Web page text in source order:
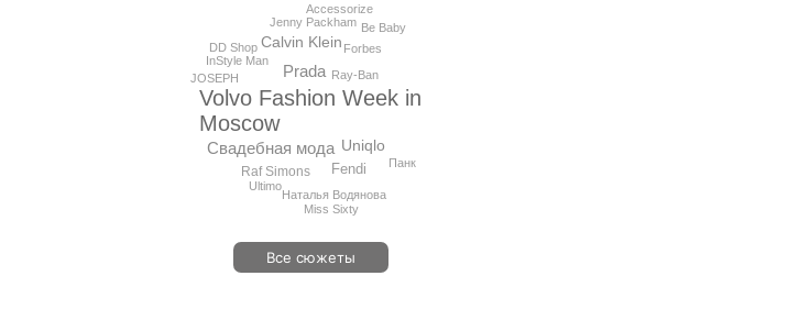
Volvo Fashion Week in
Moscow
Prada
Свадебная мода
Calvin Klein
Uniqlo
Fendi
Raf Simons
Наталья Водянова
Ray-Ban
Forbes
Jenny Packham
JOSEPH
Ultimo
Miss Sixty
DD Shop
Accessorize
Be Baby
InStyle Man
Панк
Все сюжеты